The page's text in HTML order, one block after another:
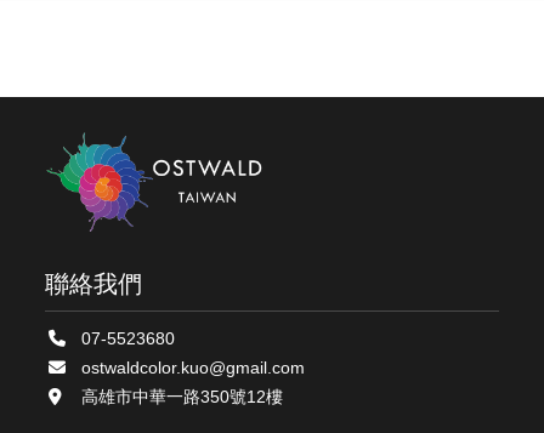
聯絡我們
07-5523680
ostwaldcolor.kuo@gmail.com
高雄市中華一路350號12樓